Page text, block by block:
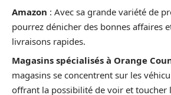
Amazon : Avec sa grande variété de
pourrez dénicher des bonnes affaires
livraisons rapides.
Magasins spécialisés à Orange
magasins se concentrent sur les
offrant la possibilité de voir et toucher